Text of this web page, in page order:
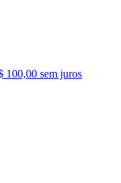
100,00 sem juros